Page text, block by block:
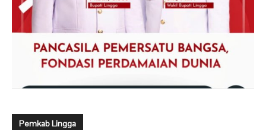
Pemkab Lingga